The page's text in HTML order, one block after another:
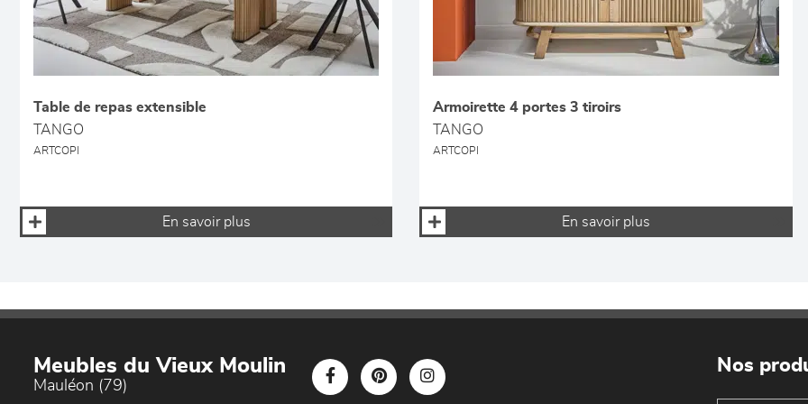
Table de repas extensible
TANGO
ARTCOPI
En savoir plus
Armoirette 4 portes 3 tiroirs
TANGO
ARTCOPI
En savoir plus
Meubles du Vieux Moulin
Mauléon (79)
Nos